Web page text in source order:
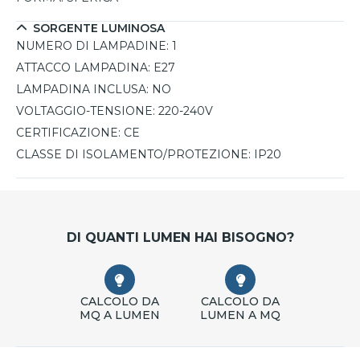
SORGENTE LUMINOSA
NUMERO DI LAMPADINE: 1
ATTACCO LAMPADINA: E27
LAMPADINA INCLUSA: NO
VOLTAGGIO-TENSIONE: 220-240V
CERTIFICAZIONE: CE
CLASSE DI ISOLAMENTO/PROTEZIONE: IP20
DI QUANTI LUMEN HAI BISOGNO?
CALCOLO DA
MQ A LUMEN
CALCOLO DA
LUMEN A MQ